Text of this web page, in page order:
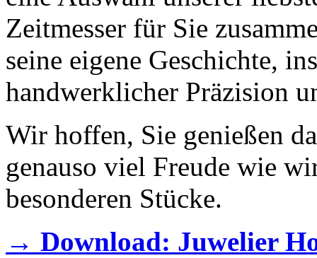
Zeitmesser für Sie
seine eigene Geschichte,
handwerklicher Präzision
Wir hoffen, Sie genießen
genauso viel Freude wie
besonderen Stücke.
→ Download: Juwelier